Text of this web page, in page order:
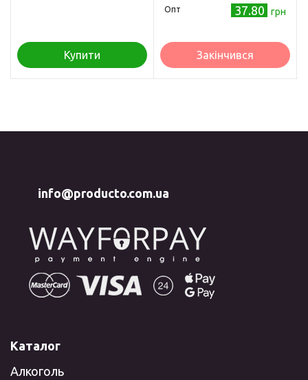
Купити
Опт 37.80 грн
Закінчився
info@producto.com.ua
Каталог
Алкоголь